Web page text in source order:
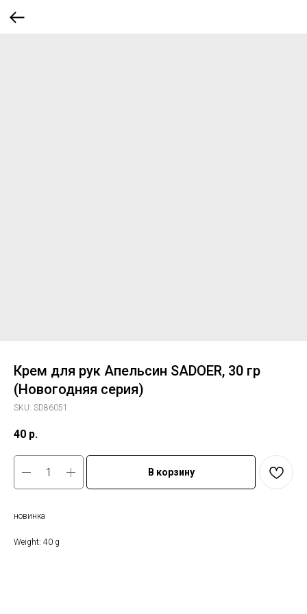
Крем для рук Апельсин SADOER, 30 гр
(Новогодняя серия)
SKU: SD86051
40 р.
В корзину
новинка
Weight: 40 g